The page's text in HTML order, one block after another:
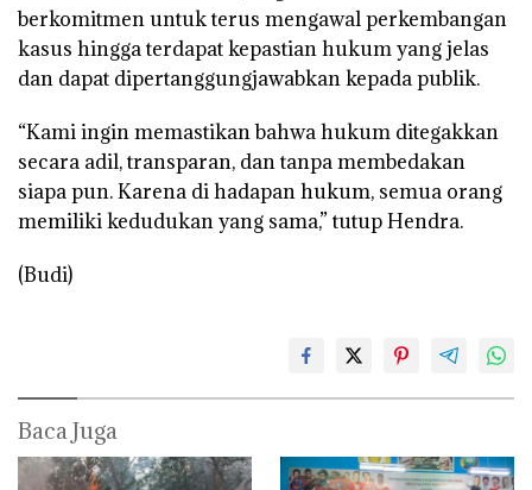
berkomitmen untuk terus mengawal perkembangan
kasus hingga terdapat kepastian hukum yang jelas
dan dapat dipertanggungjawabkan kepada publik.
“Kami ingin memastikan bahwa hukum ditegakkan
secara adil, transparan, dan tanpa membedakan
siapa pun. Karena di hadapan hukum, semua orang
memiliki kedudukan yang sama,” tutup Hendra.
(Budi)
Baca Juga